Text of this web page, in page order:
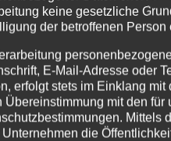
,Haus Partale,Oberstdorf
Partale in Oberstdorf
für einen Urlaub in
Haus Partale gewährt...
keine gesetzliche
der betroffenen Person
E-Mail-Adresse oder
erfolgt stets im Einklang
Übereinstimmung mit den
Mittels
Unternehmen die